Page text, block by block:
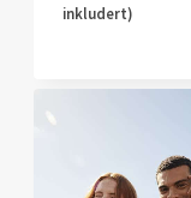
inkludert)